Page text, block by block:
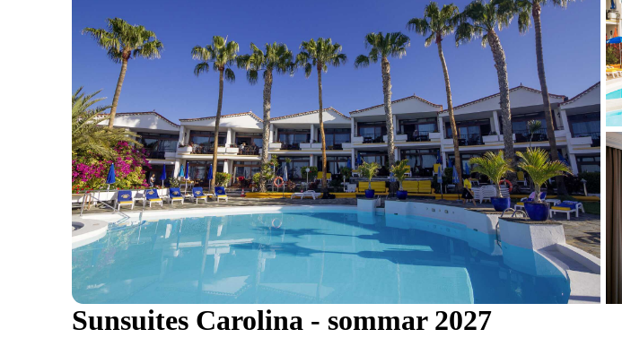
Sunsuites Carolina - sommar 2027